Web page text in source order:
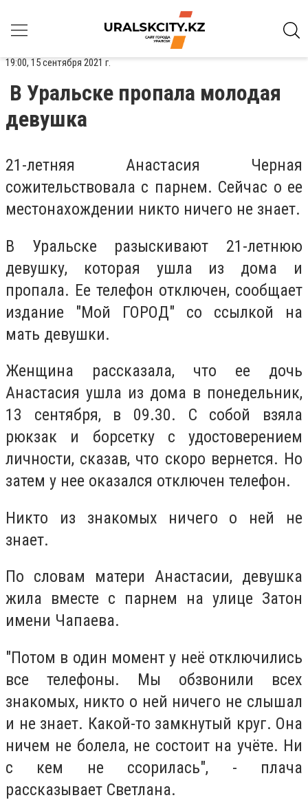
19:00, 15 сентября 2021 г.
В Уральске пропала молодая
девушка
21-летняя Анастасия Черная
сожительствовала с парнем. Сейчас о ее
местонахождении никто ничего не знает.
В Уральске разыскивают 21-летнюю
девушку, которая ушла из дома и
пропала. Ее телефон отключен, сообщает
издание "Мой ГОРОД" со ссылкой на
мать девушки.
Женщина рассказала, что ее дочь
Анастасия ушла из дома в понедельник,
13 сентября, в 09.30. С собой взяла
рюкзак и борсетку с удостоверением
личности, сказав, что скоро вернется. Но
затем у нее оказался отключен телефон.
Никто из знакомых ничего о ней не
знает.
По словам матери Анастасии, девушка
жила вместе с парнем на улице Затон
имени Чапаева.
"Потом в один момент у неё отключились
все телефоны. Мы обзвонили всех
знакомых, никто о ней ничего не слышал
и не знает. Какой-то замкнутый круг. Она
ничем не болела, не состоит на учёте. Ни
с кем не ссорилась", - плача
рассказывает Светлана.